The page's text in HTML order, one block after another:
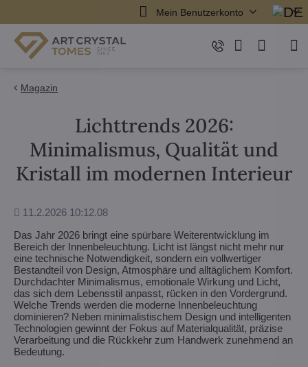
Mein Benutzerkonto
Magazin
Lichttrends 2026:
Minimalismus, Qualität und
Kristall im modernen Interieur
Hinzugefügt
11.2.2026 10:12.08
Das Jahr 2026 bringt eine spürbare Weiterentwicklung im
Bereich der Innenbeleuchtung. Licht ist längst nicht mehr nur
eine technische Notwendigkeit, sondern ein vollwertiger
Bestandteil von Design, Atmosphäre und alltäglichem Komfort.
Durchdachter Minimalismus, emotionale Wirkung und Licht,
das sich dem Lebensstil anpasst, rücken in den Vordergrund.
Welche Trends werden die moderne Innenbeleuchtung
dominieren? Neben minimalistischem Design und intelligenten
Technologien gewinnt der Fokus auf Materialqualität, präzise
Verarbeitung und die Rückkehr zum Handwerk zunehmend an
Bedeutung.